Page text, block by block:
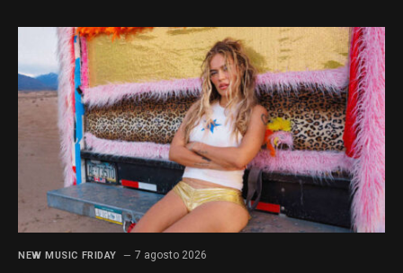
NEW MUSIC FRIDAY 7 agosto 2026